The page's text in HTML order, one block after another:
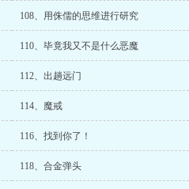
108、用侏儒的思维进行研究
110、毕竟我又不是什么恶魔
112、出趟远门
114、魔戒
116、找到你了！
118、合金弹头